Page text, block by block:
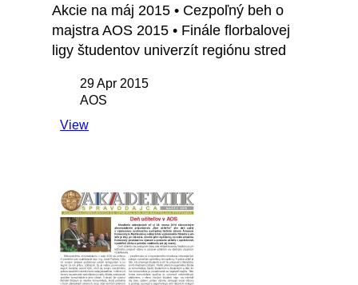
Akcie na máj 2015 • Cezpoľný beh o
majstra AOS 2015 • Finále florbalovej
ligy študentov univerzít regiónu stred
29 Apr 2015
AOS
View